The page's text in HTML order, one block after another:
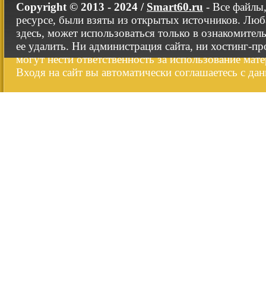
Copyright © 2013 - 2024 / Smart60.ru - Все
ресурсе, были взяты из открытых источников.
здесь, может использоваться только в
ее удалить. Ни администрация сайта, ни хостинг-
могут нести ответственность за использование
Входя на сайт вы автоматически соглашаетесь с